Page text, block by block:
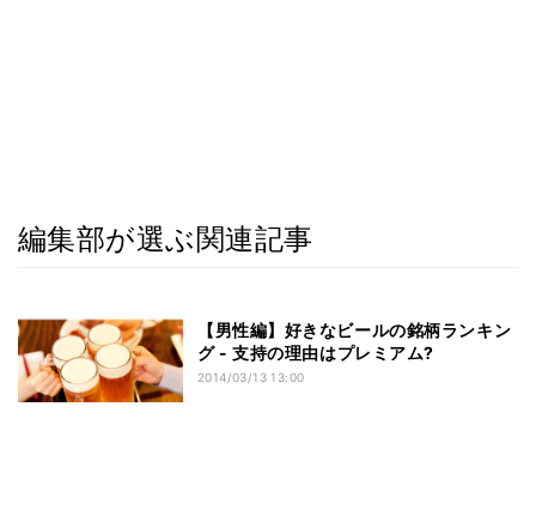
編集部が選ぶ関連記事
【男性編】好きなビールの銘柄ランキン
グ - 支持の理由はプレミアム?
2014/03/13 13:00